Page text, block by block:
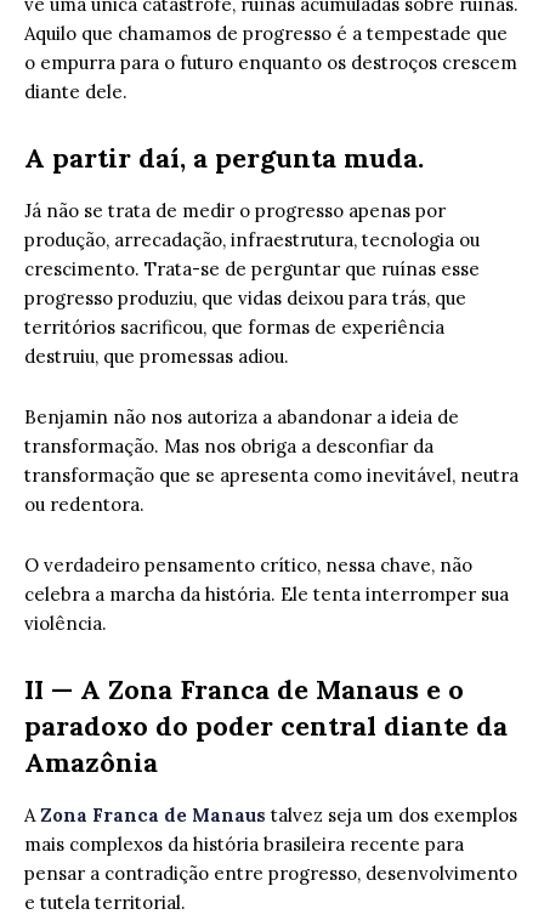
Aquilo que chamamos de progresso é a tempestade que
o empurra para o futuro enquanto os destroços crescem
diante dele.
A partir daí, a pergunta muda.
Já não se trata de medir o progresso apenas por
produção, arrecadação, infraestrutura, tecnologia ou
crescimento. Trata-se de perguntar que ruínas esse
progresso produziu, que vidas deixou para trás, que
territórios sacrificou, que formas de experiência
destruiu, que promessas adiou.
Benjamin não nos autoriza a abandonar a ideia de
transformação. Mas nos obriga a desconfiar da
transformação que se apresenta como inevitável, neutra
ou redentora.
O verdadeiro pensamento crítico, nessa chave, não
celebra a marcha da história. Ele tenta interromper sua
violência.
II — A Zona Franca de Manaus e o
paradoxo do poder central diante da
Amazônia
AZona Franca de Manaus talvez seja um dos exemplos
mais complexos da história brasileira recente para
pensar a contradição entre progresso, desenvolvimento
e tutela territorial.